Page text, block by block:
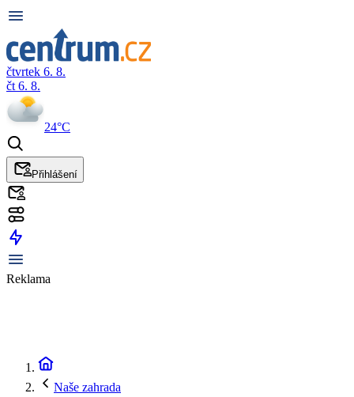
čtvrtek 6. 8.
čt 6. 8.
24°C
Přihlášení
Reklama
Naše zahrada